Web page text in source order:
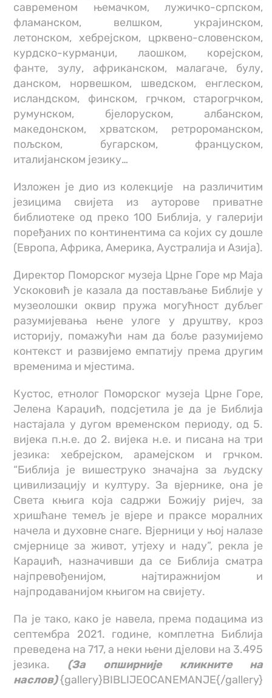
савременом њемачком, лужичко-српском,
фламанском, велшком, украјинском,
летонском, хебрејском, црквено-словенском,
курдско-курманџи, лаошком, корејском,
фанте, зулу, африканском, малагаче, булу,
данском, норвешком, шведском, енглеском,
исландском, финском, грчком, старогрчком,
румунском, бјелоруском, албанском,
македонском, хрватском, ретророманском,
пољском, бугарском, француском,
италијанском језику…
Изложен је дио из колекције на различитим
језицима свијета из ауторове приватне
библиотеке од преко 100 Библија, у галерији
поређаних по континентима са којих су дошле
(Европа, Африка, Америка, Аустралија и Азија).
Директор Поморског музеја Црне Горе мр Маја
Ускоковић је казала да постављање Библије у
музеолошки оквир пружа могућност дубљег
разумијевања њене улоге у друштву, кроз
историју, помажући нам да боље разумијемо
контекст и развијемо емпатију према другим
временима и мјестима.
Кустос, етнолог Поморског музеја Црне Горе,
Јелена Караџић, подсјетила је да је Библија
настајала у дугом временском периоду, од 5.
вијека п.н.е. до 2. вијека н.е. и писана на три
језика: хебрејском, арамејском и грчком.
“Библија је вишеструко значајна за људску
цивилизацију и културу. За вјернике, она је
Света књига која садржи Божију ријеч, за
хришћане темељ је вјере и праксе моралних
начела и духовне снаге. Вјерници у њој налазе
смјернице за живот, утјеху и наду”, рекла је
Караџић, назначивши да се Библија сматра
најпревођенијом, најтиражнијом и
најпродаванијом књигом на свијету.
Па је тако, како је навела, према подацима из
септембра 2021. године, комплетна Библија
преведена на 717, а неки њени дјелови на 3.495
језика. (За опширније кликните на
наслов){gallery}BIBLIJEOCANEMANJE{/gallery}